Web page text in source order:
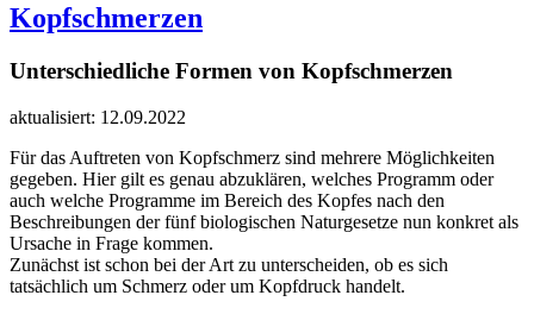
Kopfschmerzen
Unterschiedliche Formen von Kopfschmerzen
aktualisiert: 12.09.2022
Für das Auftreten von Kopfschmerz sind mehrere Möglichkeiten
gegeben. Hier gilt es genau abzuklären, welches Programm oder
auch welche Programme im Bereich des Kopfes nach den
Beschreibungen der fünf biologischen Naturgesetze nun konkret als
Ursache in Frage kommen.
Zunächst ist schon bei der Art zu unterscheiden, ob es sich
tatsächlich um Schmerz oder um Kopfdruck handelt.